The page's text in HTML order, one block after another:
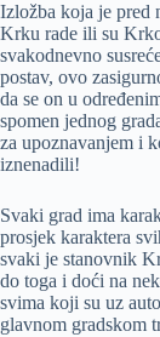
Izložba koja je pred
Krku rade ili su
svakodnevno
postav, ovo
da se on u
spomen jednog
za upoznavanjem i
iznenadili!
Svaki grad ima
prosjek karaktera
svaki je stanovnik
do toga i doći na
svima koji su uz
glavnom gradskom